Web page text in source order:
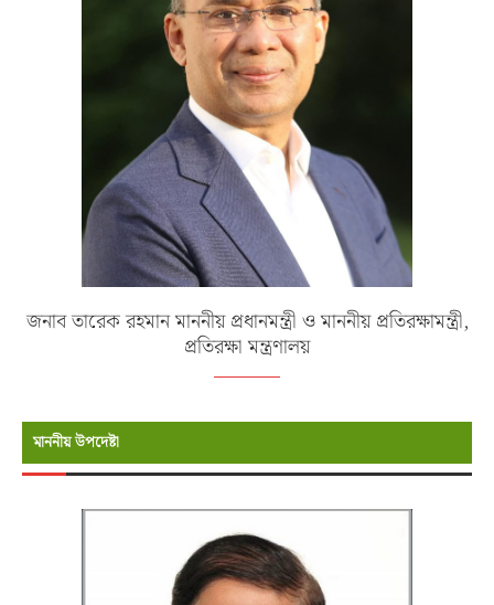
জনাব তারেক রহমান মাননীয় প্রধানমন্ত্রী ও মাননীয় প্রতিরক্ষামন্ত্রী,
প্রতিরক্ষা মন্ত্রণালয়
মাননীয় উপদেষ্টা